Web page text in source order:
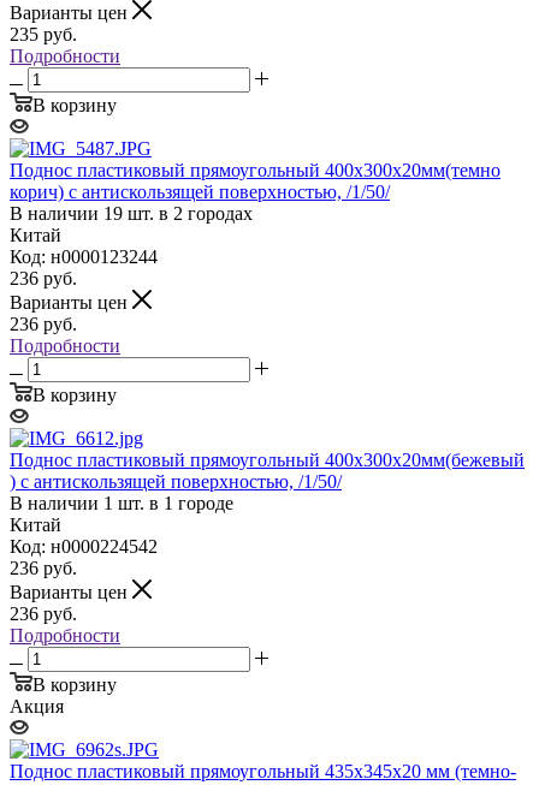
Варианты цен
235 руб.
Подробности
В корзину
Поднос пластиковый прямоугольный 400х300х20мм(темно
корич) с антискользящей поверхностью, /1/50/
В наличии 19 шт. в 2 городах
Китай
Код: н0000123244
236 руб.
Варианты цен
236 руб.
Подробности
В корзину
Поднос пластиковый прямоугольный 400х300х20мм(бежевый
) с антискользящей поверхностью, /1/50/
В наличии 1 шт. в 1 городе
Китай
Код: н0000224542
236 руб.
Варианты цен
236 руб.
Подробности
В корзину
Акция
Поднос пластиковый прямоугольный 435х345х20 мм (темно-